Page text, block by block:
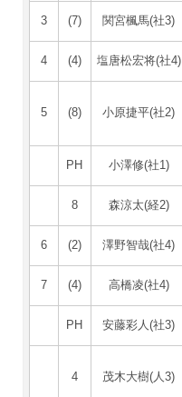
3 (7) 関宮楓馬(社3)
4 (4) 塩唐松宏将(社4)
5 (8) 小原捷平(社2)
PH 小澤修(社1)
8 森涼太(経2)
6 (2) 澤野智哉(社4)
7 (4) 高橋凌(社4)
PH 安藤彩人(社3)
4 茂木大樹(人3)